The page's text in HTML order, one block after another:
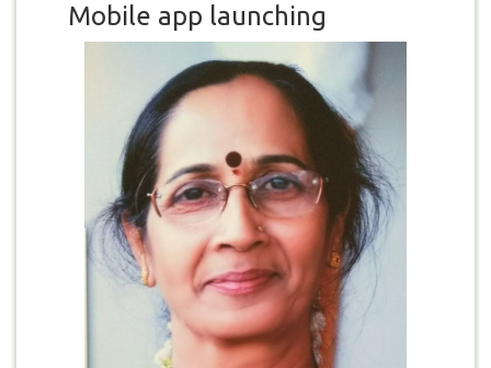
Mobile app launching